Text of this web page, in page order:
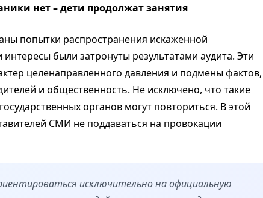
нет – дети продолжат занятия
попытки распространения искаженной
были затронуты результатами аудита. Эти
целенаправленного давления и подмены фактов,
и общественность. Не исключено, что такие
органов могут повториться. В этой
СМИ не поддаваться на провокации
исключительно на официальную